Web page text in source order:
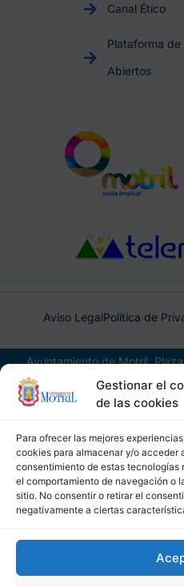
Gestionar el
de las cookies
Para ofrecer las mejores
cookies para almacenar y/o acceder
consentimiento de estas tecnologías
el comportamiento de navegación o
sitio. No consentir o retirar el
negativamente a ciertas
Canal Ético
Plataforma de
Abiertos
Aviso LegalPolítica de
Ayuntamiento de Motril,
(Granada), CIF: